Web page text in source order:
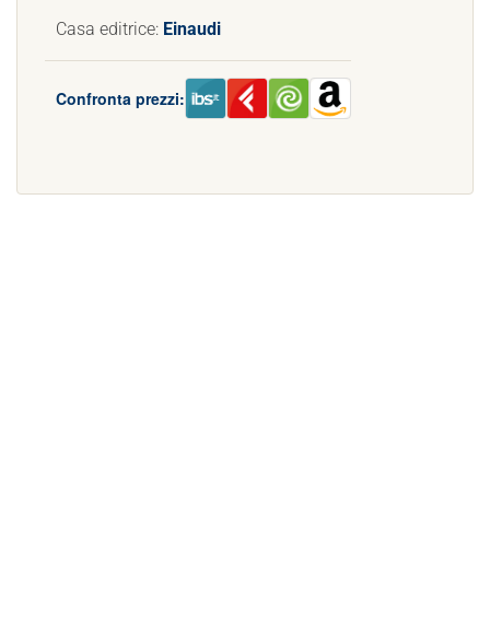
Casa editrice: Einaudi
Confronta prezzi: